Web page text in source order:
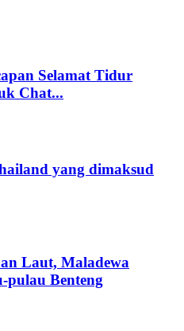
Selamat Tidur
Chat...
yang dimaksud
Laut, Maladewa
pulau Benteng